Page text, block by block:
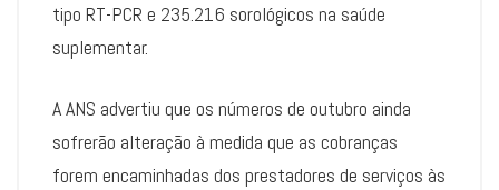
tipo RT-PCR e 235.216 sorológicos na saúde
suplementar.
A ANS advertiu que os números de outubro ainda
sofrerão alteração à medida que as cobranças
forem encaminhadas dos prestadores de serviços às